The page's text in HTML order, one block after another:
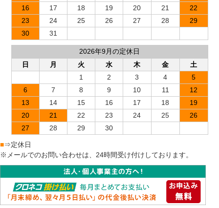
16
17 18 19 20 21
22
23
24 25 26 27 28
29
30
31
2026年9月の定休日
日
月 火 水 木 金
土
1
2 3 4
5
6
7 8 9 10 11
12
13
14 15 16 17 18
19
20
21 22 23 24 25
26
27
28 29 30
■⇒定休日
※メールでのお問い合わせは、24時間受け付けしております。